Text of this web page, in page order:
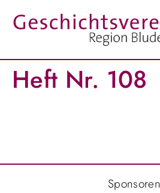
Heft Nr. 108
Sponsoren